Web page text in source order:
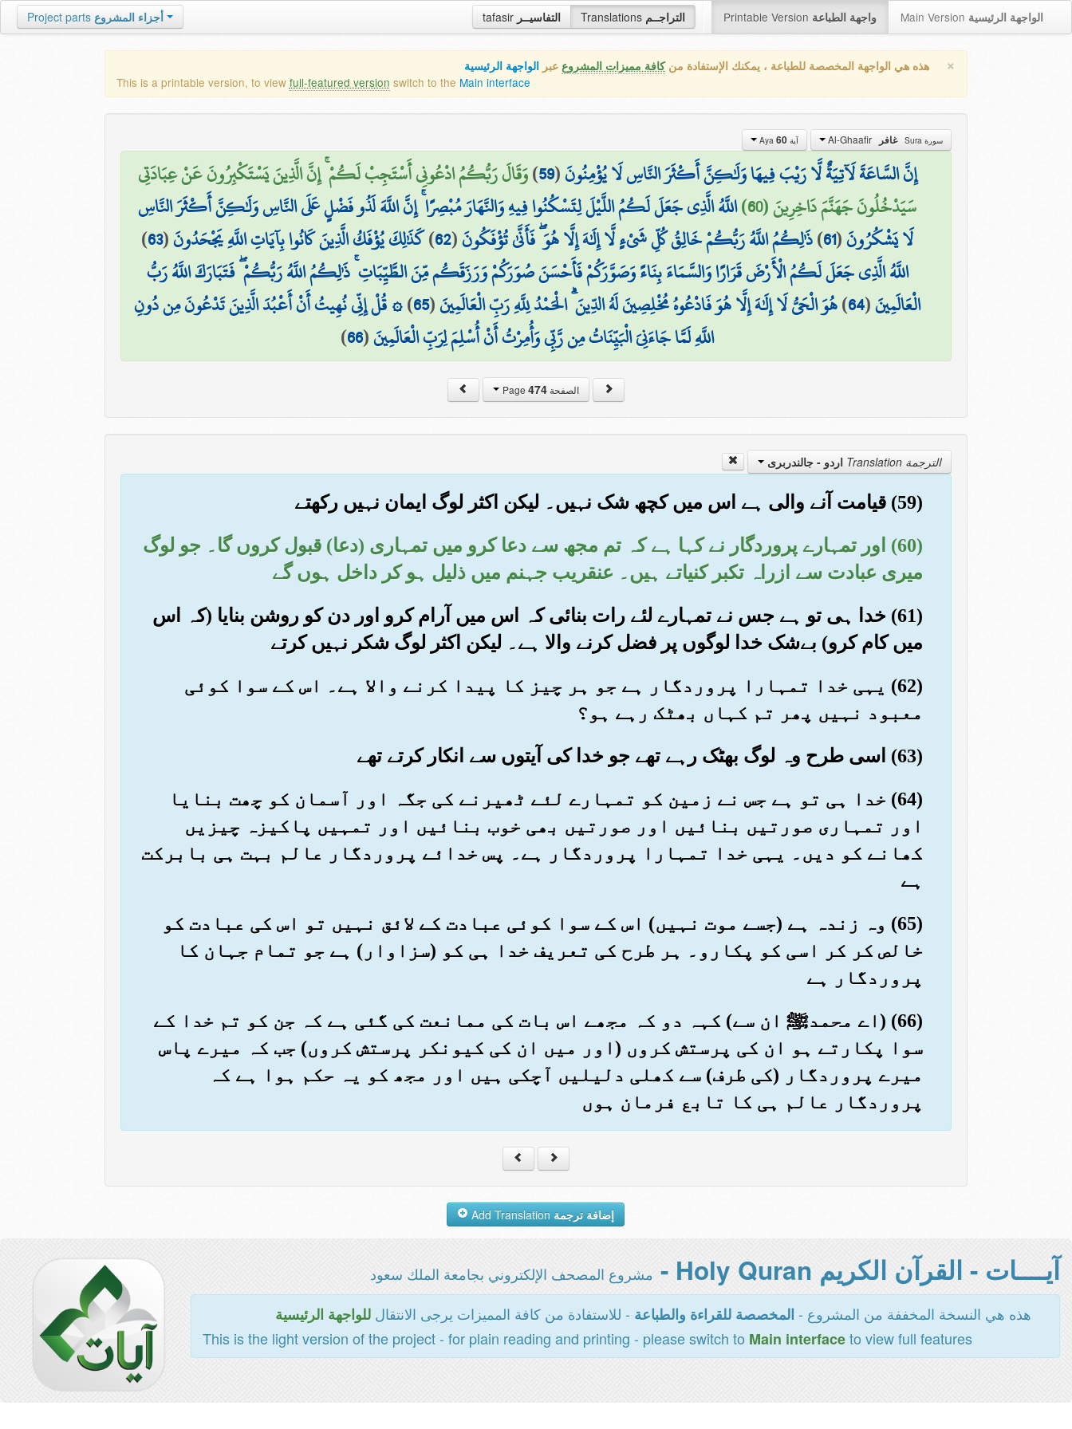
tafasir التفاسيــر Translations التراجــم Printable Version واجهة الطباعة Main Version الواجهة الرئيسية Project parts أجزاء المشروع
× هذه هي الواجهة المخصصة للطباعة ، يمكنك الإستفادة منكافة مميزات المشروع عبر الواجهة الرئيسية
This is a printable version, to view full-featured version switch to the Main interface
سورة Sura غافر آية Aya 60
إِنَّ السَّاعَةَ لَآتِيَةٌ لَّا رَيْبَ فِيهَا وَلَٰكِنَّ أَكْثَرَ النَّاسِ لَا يُؤْمِنُونَ(
59
)وَقَالَ رَبُّكُمُ ادْعُونِي أَسْتَجِبْ لَكُمْ ۚ إِنَّ الَّذِينَ يَسْتَكْبِرُونَ عَنْ عِبَادَتِي
سَيَدْخُلُونَ جَهَنَّمَ دَاخِرِينَ (60)
اللَّهُ الَّذِي جَعَلَ لَكُمُ اللَّيْلَ لِتَسْكُنُوا فِيهِ وَالنَّهَارَ مُبْصِرًا ۚ إِنَّ اللَّهَ لَذُو فَضْلٍ عَلَى النَّاسِ وَلَٰكِنَّ أَكْثَرَ النَّاسِ
لَا يَشْكُرُونَ(
61
)ذَٰلِكُمُ اللَّهُ رَبُّكُمْ خَالِقُ كُلِّ شَيْءٍ لَّا إِلَٰهَ إِلَّا هُوَ ۖ فَأَنَّىٰ تُؤْفَكُونَ(
62
)كَذَٰلِكَ يُؤْفَكُ الَّذِينَ كَانُوا بِآيَاتِ اللَّهِ يَجْحَدُونَ(
63
)
اللَّهُ الَّذِي جَعَلَ لَكُمُ الْأَرْضَ قَرَارًا وَالسَّمَاءَ بِنَاءً وَصَوَّرَكُمْ فَأَحْسَنَ صُوَرَكُمْ وَرَزَقَكُم مِّنَ الطَّيِّبَاتِ ۚ ذَٰلِكُمُ اللَّهُ رَبُّكُمْ ۖ فَتَبَارَكَ اللَّهُ رَبُّ
الْعَالَمِينَ(
64
)هُوَ الْحَيُّ لَا إِلَٰهَ إِلَّا هُوَ فَادْعُوهُ مُخْلِصِينَ لَهُ الدِّينَ ۗ الْحَمْدُ لِلَّهِ رَبِّ الْعَالَمِينَ(
65
)۞ قُلْ إِنِّي نُهِيتُ أَنْ أَعْبُدَ الَّذِينَ تَدْعُونَ مِن دُونِ
اللَّهِ لَمَّا جَاءَنِيَ الْبَيِّنَاتُ مِن رَّبِّي وَأُمِرْتُ أَنْ أُسْلِمَ لِرَبِّ الْعَالَمِينَ(
66
)
الصفحة Page474
الترجمة Translation اردو - جالندربرى
(59) قیامت آنے والی ہے اس میں کچھ شک نہیں۔ لیکن اکثر لوگ ایمان نہیں رکھتے
(60) اور تمہارے پروردگار نے کہا ہے کہ تم مجھ سے دعا کرو میں تمہاری (دعا) قبول کروں گا۔ جو لوگ
میری عبادت سے ازراہ تکبر کنیاتے ہیں۔ عنقریب جہنم میں ذلیل ہو کر داخل ہوں گے
(61) خدا ہی تو ہے جس نے تمہارے لئے رات بنائی کہ اس میں آرام کرو اور دن کو روشن بنایا (کہ اس
میں کام کرو) بےشک خدا لوگوں پر فضل کرنے والا ہے۔ لیکن اکثر لوگ شکر نہیں کرتے
(62) یہی خدا تمہارا پروردگار ہے جو ہر چیز کا پیدا کرنے والا ہے۔ اس کے سوا کوئی
معبود نہیں پھر تم کہاں بھٹک رہے ہو؟
(63) اسی طرح وہ لوگ بھٹک رہے تھے جو خدا کی آیتوں سے انکار کرتے تھے
(64) خدا ہی تو ہے جس نے زمین کو تمہارے لئے ٹھیرنے کی جگہ اور آسمان کو چھت بنایا
اور تمہاری صورتیں بنائیں اور صورتیں بھی خوب بنائیں اور تمہیں پاکیزہ چیزیں
کھانے کو دیں۔ یہی خدا تمہارا پروردگار ہے۔ پس خدائے پروردگار عالم بہت ہی بابرکت
ہے
(65) وہ زندہ ہے (جسے موت نہیں) اس کے سوا کوئی عبادت کے لائق نہیں تو اس کی عبادت کو
خالص کر کر اسی کو پکارو۔ ہر طرح کی تعریف خدا ہی کو (سزاوار) ہے جو تمام جہان کا
پروردگار ہے
(66) (اے محمدﷺ ان سے) کہہ دو کہ مجھے اس بات کی ممانعت کی گئی ہے کہ جن کو تم خدا کے
سوا پکارتے ہو ان کی پرستش کروں (اور میں ان کی کیونکر پرستش کروں) جب کہ میرے پاس
میرے پروردگار (کی طرف) سے کھلی دلیلیں آچکی ہیں اور مجھ کو یہ حکم ہوا ہے کہ
پروردگار عالم ہی کا تابع فرمان ہوں
إضافة ترجمة
آيــــات - القرآن الكريم Holy Quran - مشروع المصحف الإلكتروني بجامعة الملك سعود
هذه هي النسخة المخففة من المشروع - المخصصة للقراءة والطباعة - للاستفادة من كافة المميزات يرجى الانتقالللواجهة الرئيسية
This is the light version of the project - for plain reading and printing - please switch to Main interfaceto view full features